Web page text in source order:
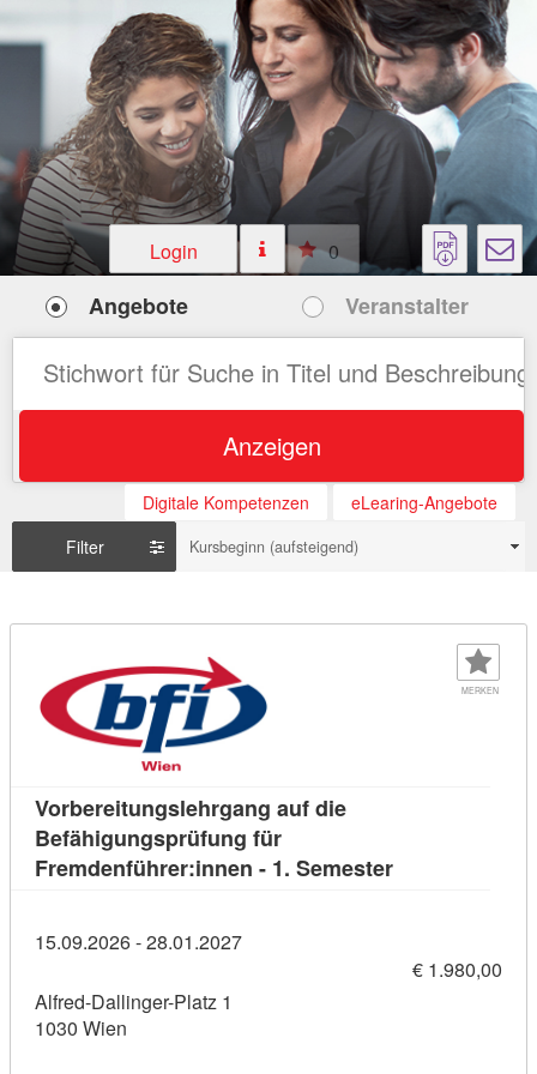
Login 0
Angebote Veranstalter
Anzeigen
Digitale Kompetenzen
eLearing-Angebote
Filter
Kursbeginn (aufsteigend)
MERKEN
Vorbereitungslehrgang auf die
Befähigungsprüfung für
Fremdenführer:innen - 1. SemesterKursdetail:
15.09.2026 - 28.01.2027
€ 1.980,00
Alfred-Dallinger-Platz 1
1030 Wien